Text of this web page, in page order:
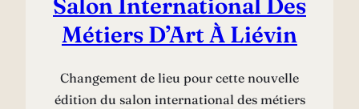
Métiers D’Art À Liévin
Changement de lieu pour cette nouvelle
édition du salon international des métiers